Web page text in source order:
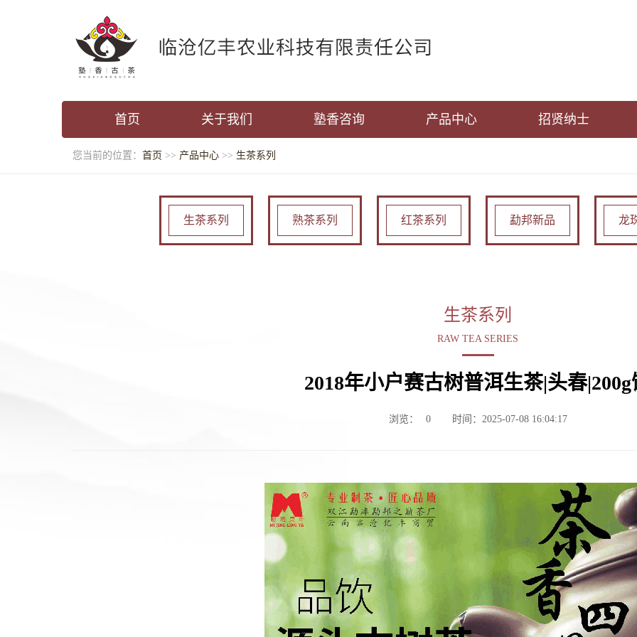
首页 关于我们 塾香咨询 产品中心 招贤纳士
您当前的位置： 首页 >> 产品中心 >> 生茶系列
生茶系列 熟茶系列 红茶系列 勐邦新品 龙
生茶系列
RAW TEA SERIES
2018年小户赛古树普洱生茶|头春|200g
浏览： 0 时间：2025-07-08 16:04:17